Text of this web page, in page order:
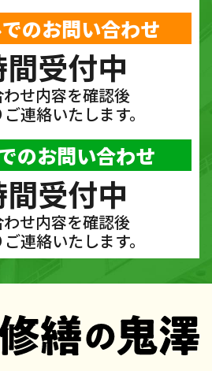
のお問い合わせ
受付中
せ内容を確認後
連絡いたします。
のお問い合わせ
受付中
せ内容を確認後
連絡いたします。